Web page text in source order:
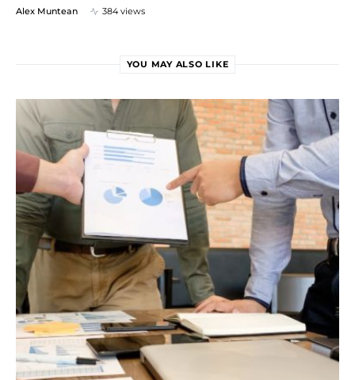
Alex Muntean 384 views
YOU MAY ALSO LIKE